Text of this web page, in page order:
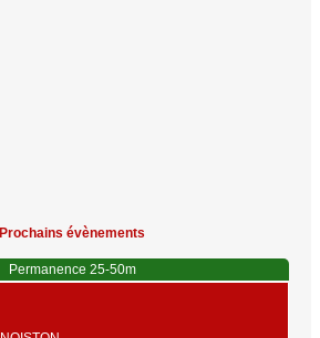
Prochains évènements
Permanence 25-50m